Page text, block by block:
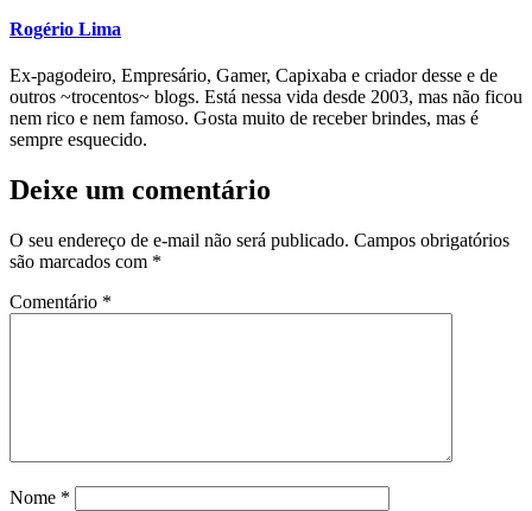
Rogério Lima
Ex-pagodeiro, Empresário, Gamer, Capixaba e criador desse e de
outros ~trocentos~ blogs. Está nessa vida desde 2003, mas não ficou
nem rico e nem famoso. Gosta muito de receber brindes, mas é
sempre esquecido.
Deixe um comentário
O seu endereço de e-mail não será publicado. Campos obrigatórios
são marcados com *
Comentário *
Nome *